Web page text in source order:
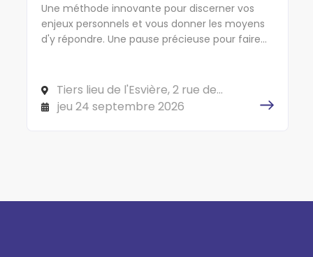
Une méthode innovante pour discerner vos
enjeux personnels et vous donner les moyens
d'y répondre. Une pause précieuse pour faire
Tiers lieu de l'Esvière, 2 rue de
l'Esvière, 49000 ANGERS
jeu 24 septembre 2026